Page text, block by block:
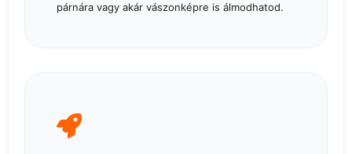
párnára vagy akár vászonképre is álmodhatod.